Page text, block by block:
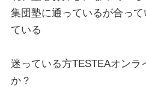
集団塾に通っているが合って
ている
迷っている方TESTEAオンラ
か？